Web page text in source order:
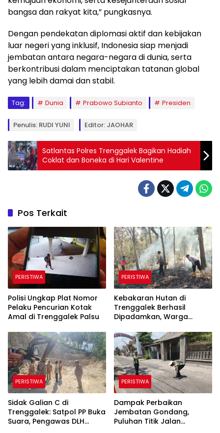
bangsa dan rakyat kita,” pungkasnya.
Dengan pendekatan diplomasi aktif dan kebijakan
luar negeri yang inklusif, Indonesia siap menjadi
jembatan antara negara-negara di dunia, serta
berkontribusi dalam menciptakan tatanan global
yang lebih damai dan stabil.
Tag: Dunia Prabowo Subianto Presiden
Penulis: RUDI YUNI Editor: JAOHAR
Satlantas Polres Trenggalek Bagikan Hadiah
Coklat dan Boneka di Hari Valentine
Pos Terkait
PERISTIWA
Polisi Ungkap Plat Nomor
Pelaku Pencurian Kotak
Amal di Trenggalek Palsu
PERISTIWA
Kebakaran Hutan di
Trenggalek Berhasil
Dipadamkan, Warga
Karhutla
PERISTIWA
Sidak Galian C di
Trenggalek: Satpol PP Buka
Suara, Pengawas DLH
PERISTIWA
Dampak Perbaikan
Jembatan Gondang,
Puluhan Titik Jalan